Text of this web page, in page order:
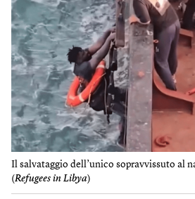
Il salvataggio dell’unico sopravvissuto al
(Refugees in Libya)